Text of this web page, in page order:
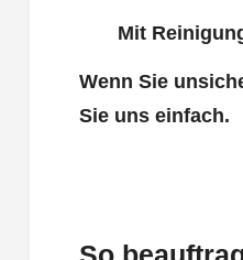
Mit
Wenn Sie
Sie uns einfach.